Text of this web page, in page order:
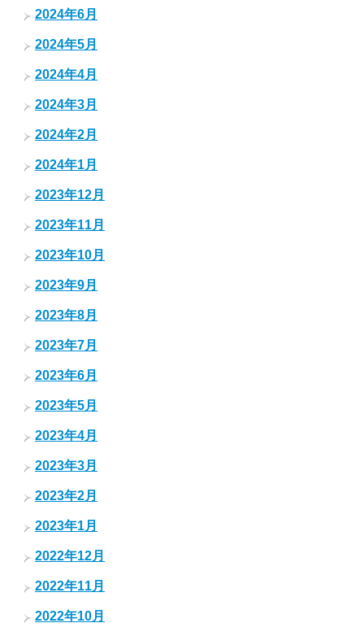
2024年6月
2024年5月
2024年4月
2024年3月
2024年2月
2024年1月
2023年12月
2023年11月
2023年10月
2023年9月
2023年8月
2023年7月
2023年6月
2023年5月
2023年4月
2023年3月
2023年2月
2023年1月
2022年12月
2022年11月
2022年10月